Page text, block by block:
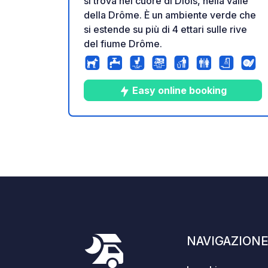
della Drôme. È un ambiente verde che
si estende su più di 4 ettari sulle rive
del fiume Drôme.
Easy online booking
NAVIGAZIONE